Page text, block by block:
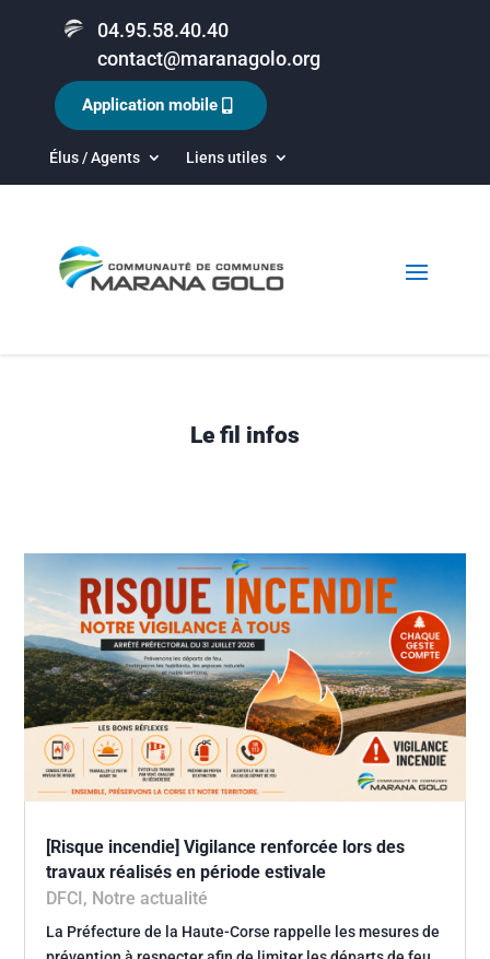
04.95.58.40.40
contact@maranagolo.org
Élus / Agents Liens utiles
Application mobile
Le fil infos
[Risque incendie] Vigilance renforcée lors des
travaux réalisés en période estivale
DFCI, Notre actualité
La Préfecture de la Haute-Corse rappelle les mesures de